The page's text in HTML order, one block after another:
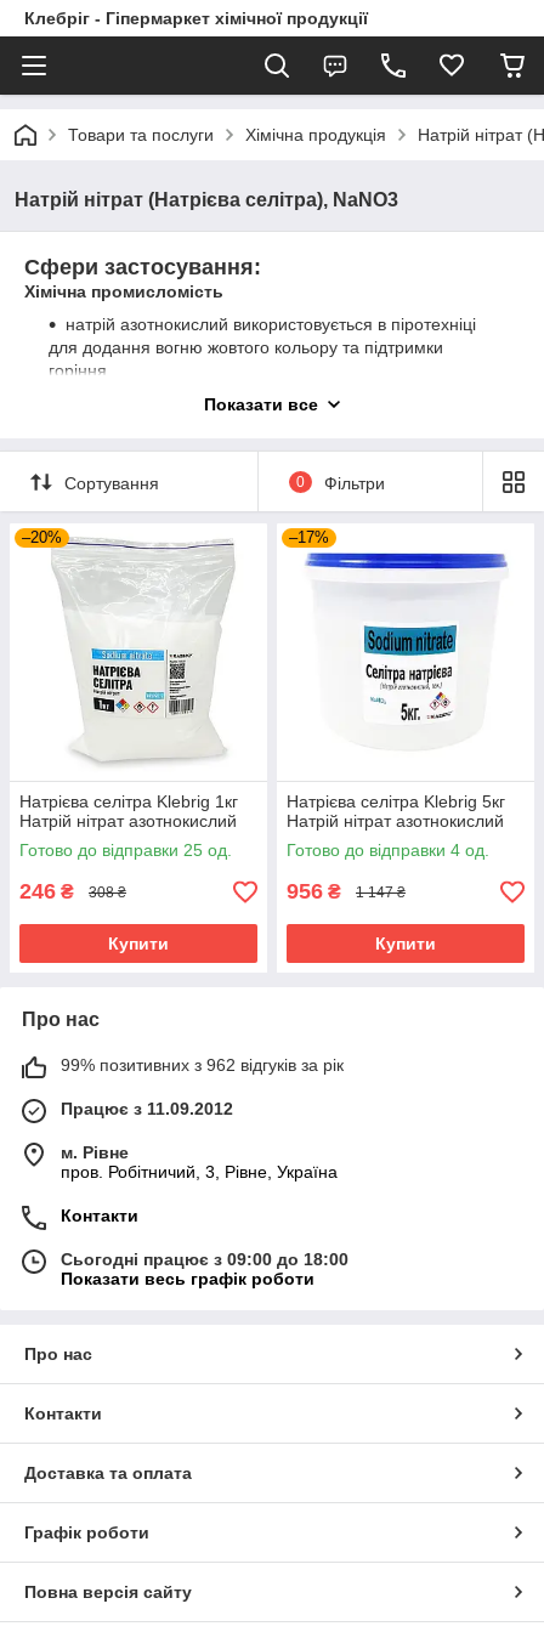
Клебріг - Гіпермаркет хімічної продукції
Товари та послуги Хімічна продукція Натрій нітрат
Натрій нітрат (Натрієва селітра), NaNO3
Сфери застосування:
Хімічна промисломість
натрій азотнокислий використовується в піротехніці
для додання вогню жовтого кольору та підтримки
горіння
застосовується в ракетних паливах,
Добриво
для підгодівлі будь-яких рослин навесні і влітку.
Особливо ефективна для коренеплодів, які споживають
не тільки азот, але і натрій. Застосовується для всіх
видів грунтів, крім сильно засолених. Найкраще
підходить для кислих грунтів
Металообробка
є компонентом флюсів для пайки та зварювання
застосовується для вороніння металів (створення на
поверхні оксидної плівки, що захищає метал від корозії
і додає поверхні красивий вигляд)
Показати все
Сортування 0 Фільтри
–20%
Натрієва селітра Klebrig 1кг
Натрій нітрат азотнокислий
Готово до відправки 25 од.
246 ₴ 308 ₴
Купити
–17%
Натрієва селітра Klebrig 5кг
Натрій нітрат азотнокислий
Готово до відправки 4 од.
956 ₴ 1 147 ₴
Купити
Про нас
99% позитивних з 962 відгуків за рік
Працює з 11.09.2012
м. Рівне
пров. Робітничий, 3, Рівне, Україна
Контакти
Сьогодні працює з 09:00 до 18:00
Показати весь графік роботи
Про нас
Контакти
Доставка та оплата
Графік роботи
Повна версія сайту